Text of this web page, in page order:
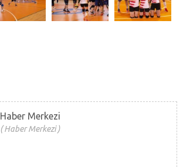
Haber Merkezi
Haber Merkezi